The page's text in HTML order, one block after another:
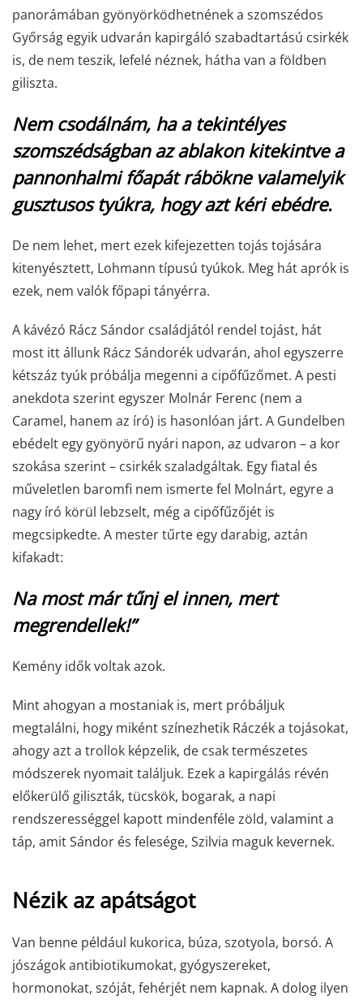
panorámában gyönyörködhetnének a szomszédos
Győrság egyik udvarán kapirgáló szabadtartású csirkék
is, de nem teszik, lefelé néznek, hátha van a földben
giliszta.
Nem csodálnám, ha a tekintélyes
szomszédságban az ablakon kitekintve a
pannonhalmi főapát rábökne valamelyik
gusztusos tyúkra, hogy azt kéri ebédre.
De nem lehet, mert ezek kifejezetten tojás tojására
kitenyésztett, Lohmann típusú tyúkok. Meg hát aprók is
ezek, nem valók főpapi tányérra.
A kávézó Rácz Sándor családjától rendel tojást, hát
most itt állunk Rácz Sándorék udvarán, ahol egyszerre
kétszáz tyúk próbálja megenni a cipőfűzőmet. A pesti
anekdota szerint egyszer Molnár Ferenc (nem a
Caramel, hanem az író) is hasonlóan járt. A Gundelben
ebédelt egy gyönyörű nyári napon, az udvaron – a kor
szokása szerint – csirkék szaladgáltak. Egy fiatal és
műveletlen baromfi nem ismerte fel Molnárt, egyre a
nagy író körül lebzselt, még a cipőfűzőjét is
megcsipkedte. A mester tűrte egy darabig, aztán
kifakadt:
Na most már tűnj el innen, mert
megrendellek!”
Kemény idők voltak azok.
Mint ahogyan a mostaniak is, mert próbáljuk
megtalálni, hogy miként színezhetik Ráczék a tojásokat,
ahogy azt a trollok képzelik, de csak természetes
módszerek nyomait találjuk. Ezek a kapirgálás révén
előkerülő giliszták, tücskök, bogarak, a napi
rendszerességgel kapott mindenféle zöld, valamint a
táp, amit Sándor és felesége, Szilvia maguk kevernek.
Nézik az apátságot
Van benne például kukorica, búza, szotyola, borsó. A
jószágok antibiotikumokat, gyógyszereket,
hormonokat, szóját, fehérjét nem kapnak. A dolog ilyen